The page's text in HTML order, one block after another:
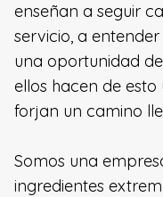
enseñan a seguir
servicio, a
una oportunidad
ellos hacen de
forjan un camino
Somos una
ingredientes